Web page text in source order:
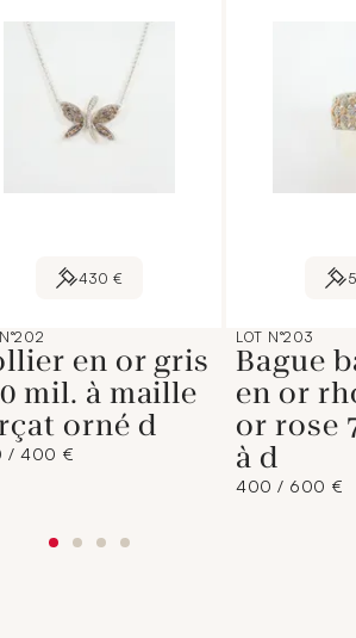
430 €
en or gris
mil. à maille
orné d
/ 400 €
LOT N°203
Bague
en or
or rose
à d
400 / 600 €